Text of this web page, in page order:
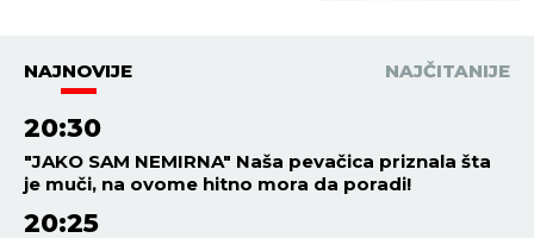
NAJNOVIJE NAJČITANIJE
20:30
"JAKO SAM NEMIRNA" Naša pevačica priznala šta
je muči, na ovome hitno mora da poradi!
20:25